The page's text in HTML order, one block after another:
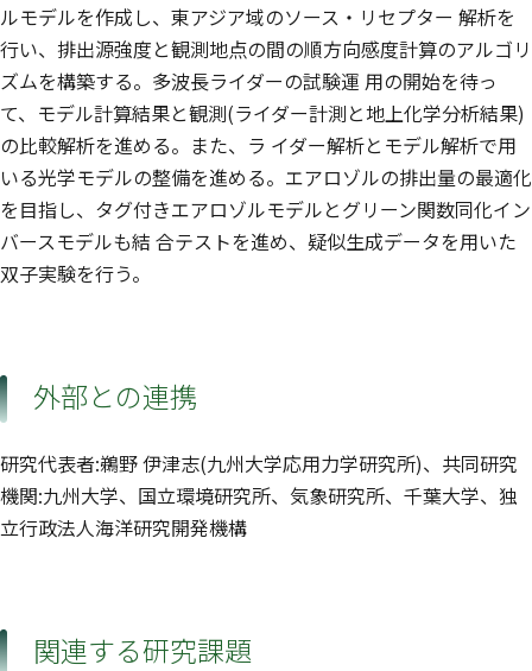
ルモデルを作成し、東アジア域のソース・リセプター 解析を
行い、排出源強度と観測地点の間の順方向感度計算のアルゴリ
ズムを構築する。多波長ライダーの試験運 用の開始を待っ
て、モデル計算結果と観測(ライダー計測と地上化学分析結果)
の比較解析を進める。また、ラ イダー解析とモデル解析で用
いる光学モデルの整備を進める。エアロゾルの排出量の最適化
を目指し、タグ付きエアロゾルモデルとグリーン関数同化イン
バースモデルも結 合テストを進め、疑似生成データを用いた
双子実験を行う。
外部との連携
研究代表者:鵜野 伊津志(九州大学応用力学研究所)、共同研究
機関:九州大学、国立環境研究所、気象研究所、千葉大学、独
立行政法人海洋研究開発機構
関連する研究課題